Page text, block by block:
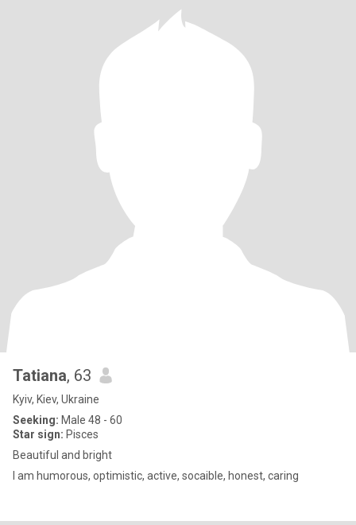
Tatiana, 63
Kyiv, Kiev, Ukraine
Seeking: Male 48 - 60
Star sign: Pisces
Beautiful and bright
I am humorous, optimistic, active, socaible, honest, caring